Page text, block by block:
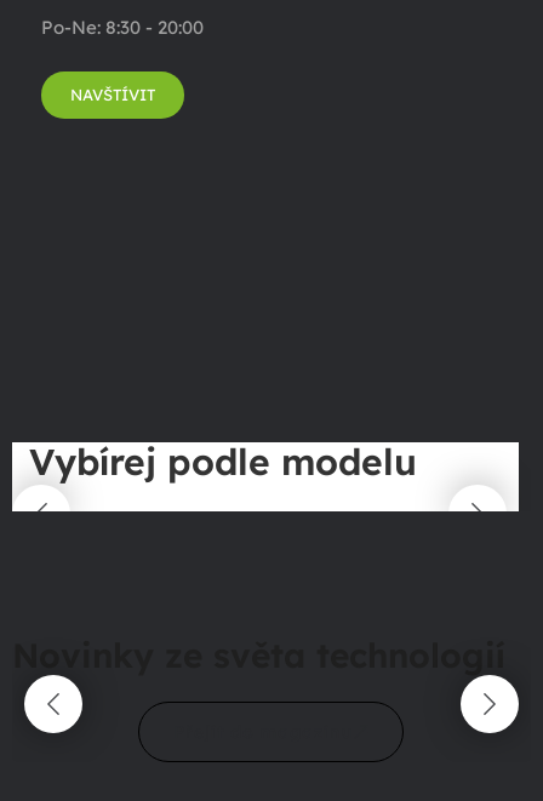
Po-Ne: 8:30 - 20:00
NAVŠTÍVIT
Vybírej podle modelu